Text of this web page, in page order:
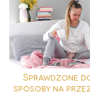
Sprawdzone
sposoby na